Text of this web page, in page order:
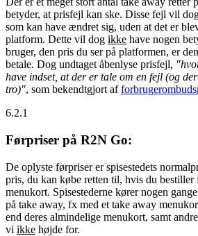
betyder, at prisfejl kan ske. Disse fejl vil
som kan have ændret sig, uden at det er
platform. Dette vil dog ikke have nogen
bruger, den pris du ser på platformen, er
betale. Dog undtaget åbenlyse prisfejl,
have indset, at der er tale om en fejl (og
tro)", som bekendtgjort af
6.2.1
Førpriser på R2N Go:
De oplyste førpriser er spisestedets
pris, du kan købe retten til, hvis du bestiller
menukort. Spisestederne kører nogen
på take away, fx med et take away
end deres almindelige menukort, samt
vi ikke højde for.